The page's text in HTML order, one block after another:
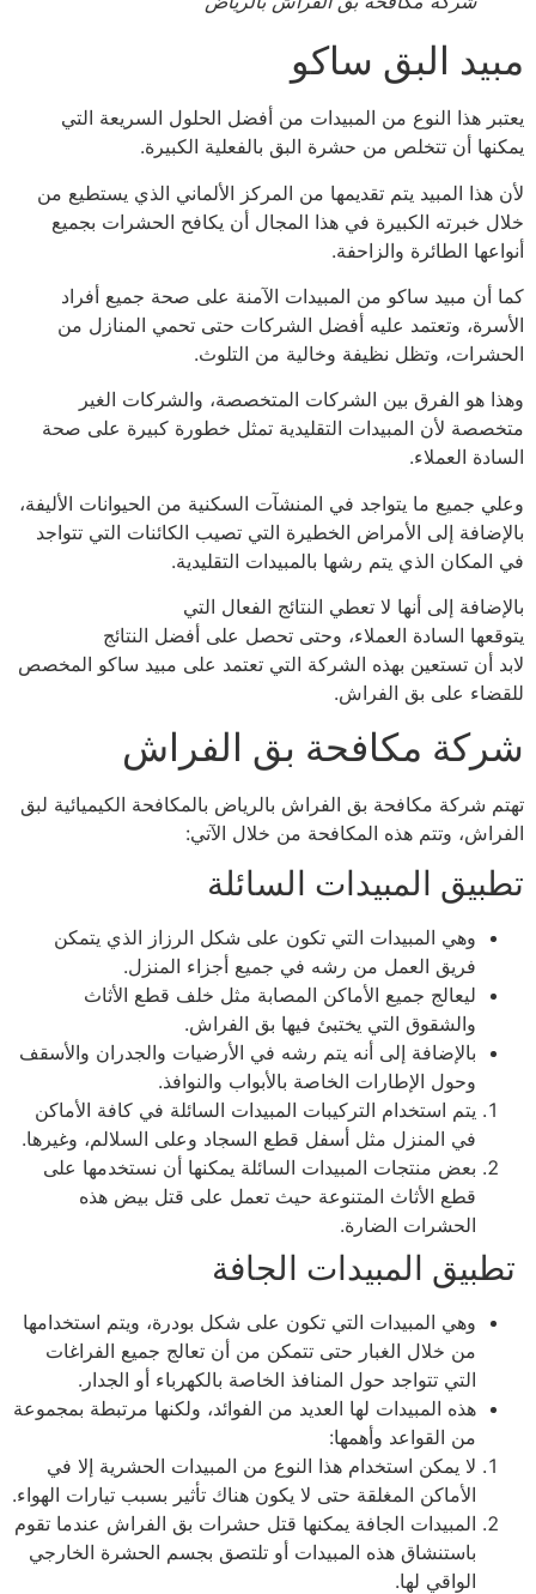
البق ساكو
هذا النوع من المبيدات من أفضل الحلول السريعة التي
أن تتخلص من حشرة البق بالفعلية الكبيرة.
هذا المبيد يتم تقديمها من المركز الألماني الذي يستطيع من
خبرته الكبيرة في هذا المجال أن يكافح الحشرات بجميع
الطائرة والزاحفة.
أن مبيد ساكو من المبيدات الآمنة على صحة جميع أفراد
وتعتمد عليه أفضل الشركات حتى تحمي المنازل من
وتظل نظيفة وخالية من التلوث.
هو الفرق بين الشركات المتخصصة، والشركات الغير
لأن المبيدات التقليدية تمثل خطورة كبيرة على صحة
العملاء.
جميع ما يتواجد في المنشآت السكنية من الحيوانات الأليفة،
إلى الأمراض الخطيرة التي تصيب الكائنات التي تتواجد
الذي يتم رشها بالمبيدات التقليدية.
إلى أنها لا تعطي النتائج الفعال التي
السادة العملاء، وحتى تحصل على أفضل النتائج
أن تستعين بهذه الشركة التي تعتمد على مبيد ساكو المخصص
على بق الفراش.
مكافحة بق الفراش
شركة مكافحة بق الفراش بالرياض بالمكافحة الكيميائية لبق
وتتم هذه المكافحة من خلال الآتي:
المبيدات السائلة
وهي المبيدات التي تكون على شكل الرزاز الذي يتمكن
فريق العمل من رشه في جميع أجزاء المنزل.
ليعالج جميع الأماكن المصابة مثل خلف قطع الأثاث
والشقوق التي يختبئ فيها بق الفراش.
بالإضافة إلى أنه يتم رشه في الأرضيات والجدران والأسقف
وحول الإطارات الخاصة بالأبواب والنوافذ.
يتم استخدام التركيبات المبيدات السائلة في كافة الأماكن
في المنزل مثل أسفل قطع السجاد وعلى السلالم، وغيرها.
بعض منتجات المبيدات السائلة يمكنها أن نستخدمها على
قطع الأثاث المتنوعة حيث تعمل على قتل بيض هذه
الحشرات الضارة.
المبيدات الجافة
وهي المبيدات التي تكون على شكل بودرة، ويتم استخدامها
من خلال الغبار حتى تتمكن من أن تعالج جميع الفراغات
التي تتواجد حول المنافذ الخاصة بالكهرباء أو الجدار.
هذه المبيدات لها العديد من الفوائد، ولكنها مرتبطة بمجموعة
من القواعد وأهمها:
لا يمكن استخدام هذا النوع من المبيدات الحشرية إلا في
الأماكن المغلقة حتى لا يكون هناك تأثير بسبب تيارات الهواء.
المبيدات الجافة يمكنها قتل حشرات بق الفراش عندما تقوم
باستنشاق هذه المبيدات أو تلتصق بجسم الحشرة الخارجي
الواقي لها.